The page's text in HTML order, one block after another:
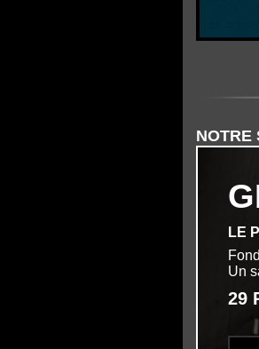
NOTRE
LE
Un
29